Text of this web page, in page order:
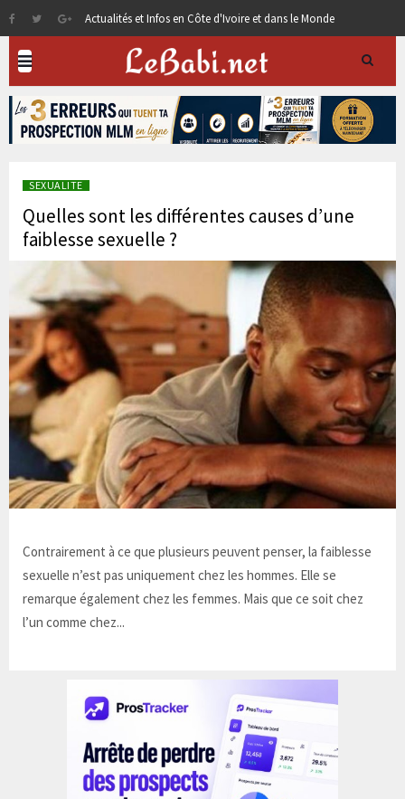
Actualités et Infos en Côte d'Ivoire et dans le Monde
SEXUALITE
Quelles sont les différentes causes d’une
faiblesse sexuelle ?
Contrairement à ce que plusieurs peuvent penser, la faiblesse
sexuelle n’est pas uniquement chez les hommes. Elle se
remarque également chez les femmes. Mais que ce soit chez
l’un comme chez...